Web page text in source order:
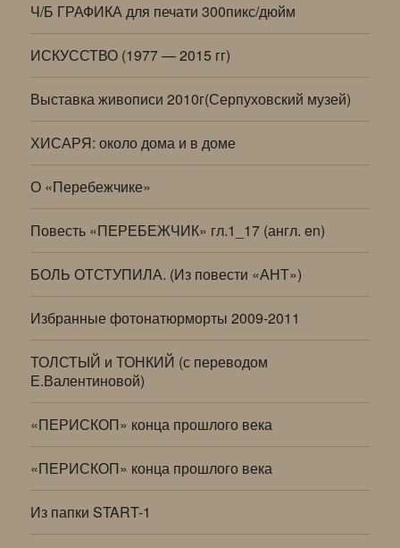
Ч/Б ГРАФИКА для печати 300пикс/дюйм
ИСКУССТВО (1977 — 2015 гг)
Выставка живописи 2010г(Серпуховский музей)
ХИСАРЯ: около дома и в доме
О «Перебежчике»
Повесть «ПЕРЕБЕЖЧИК» гл.1_17 (англ. en)
БОЛЬ ОТСТУПИЛА. (Из повести «АНТ»)
Избранные фотонатюрморты 2009-2011
ТОЛСТЫЙ и ТОНКИЙ (с переводом
Е.Валентиновой)
«ПЕРИСКОП» конца прошлого века
«ПЕРИСКОП» конца прошлого века
Из папки START-1